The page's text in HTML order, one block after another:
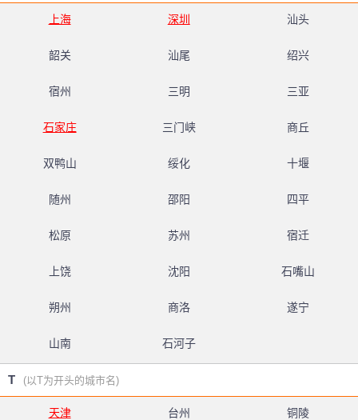
上海 深圳 汕头
韶关 汕尾 绍兴
宿州 三明 三亚
石家庄 三门峡 商丘
双鸭山 绥化 十堰
随州 邵阳 四平
松原 苏州 宿迁
上饶 沈阳 石嘴山
朔州 商洛 遂宁
山南 石河子
T (以T为开头的城市名)
天津 台州 铜陵